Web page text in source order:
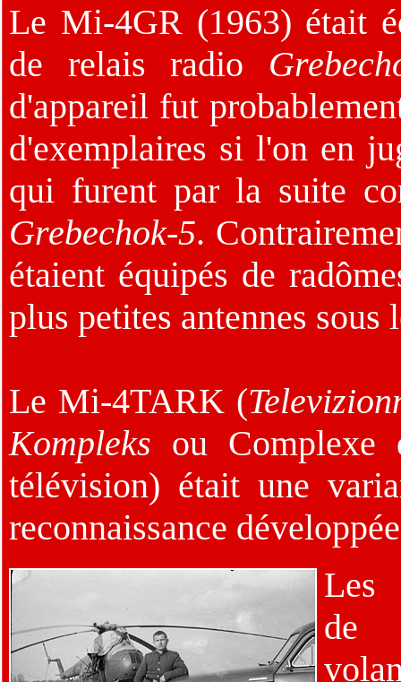
Le Mi-4GR (1963) était
de relais radio
d'appareil fut
d'exemplaires si l'on en
qui furent par la suite
Grebechok-5.
étaient équipés de
plus petites antennes
Le Mi-4TARK (
Kompleks ou Complexe
télévision) était une
reconnaissance
Les
de